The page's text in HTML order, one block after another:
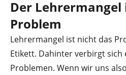
Der Lehrermangel
Problem
Lehrermangel ist nicht das
Etikett. Dahinter verbirgt sich
Problemen. Wenn wir uns